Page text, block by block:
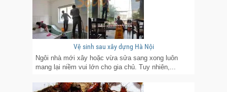
Vệ sinh sau xây dựng Hà Nội
Ngôi nhà mới xây hoặc vừa sửa sang xong luôn
mang lại niềm vui lớn cho gia chủ. Tuy nhiên,...